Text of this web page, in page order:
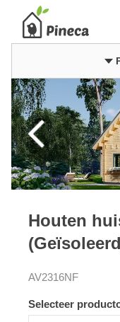
Houten
AV2316NF
Selecteer